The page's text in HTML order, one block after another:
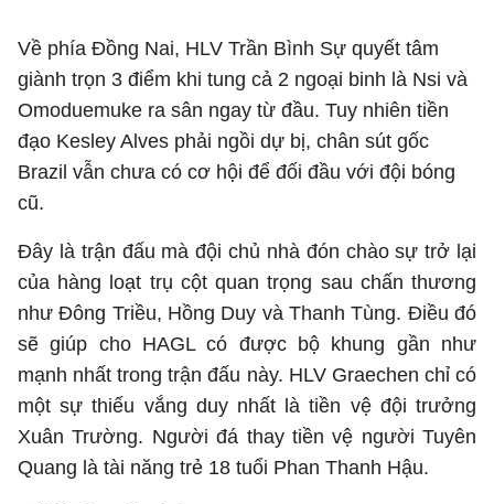
Về phía Đồng Nai, HLV Trần Bình Sự quyết tâm
giành trọn 3 điểm khi tung cả 2 ngoại binh là Nsi và
Omoduemuke ra sân ngay từ đầu. Tuy nhiên tiền
đạo Kesley Alves phải ngồi dự bị, chân sút gốc
Brazil vẫn chưa có cơ hội để đối đầu với đội bóng
cũ.
Đây là trận đấu mà đội chủ nhà đón chào sự trở lại
của hàng loạt trụ cột quan trọng sau chấn thương
như Đông Triều, Hồng Duy và Thanh Tùng. Điều đó
sẽ giúp cho HAGL có được bộ khung gần như
mạnh nhất trong trận đấu này. HLV Graechen chỉ có
một sự thiếu vắng duy nhất là tiền vệ đội trưởng
Xuân Trường. Người đá thay tiền vệ người Tuyên
Quang là tài năng trẻ 18 tuổi Phan Thanh Hậu.